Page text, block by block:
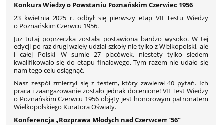
Konkurs Wiedzy o Powstaniu Poznańskim Czerwiec 1956
23 kwietnia 2025 r. odbył się pierwszy etap VII Testu Wiedzy
o Poznańskim Czerwcu 1956.
Już tutaj poprzeczka została postawiona bardzo wysoko. W tej
edycji po raz drugi wzięły udział szkoły nie tylko z Wielkopolski, ale
i całej Polski. W sumie 27 placówek, niestety tylko siedem
kwalifikowało się do etapu finałowego. Tym razem nie udało się
nam tego celu osiągnąć.
Nasz zespół zmierzył się z testem, który zawierał 40 pytań. Ich
praca i zaangażowanie zostało jednak docenione! VII Test Wiedzy
o Poznańskim Czerwcu 1956 objęty jest honorowym patronatem
Wielkopolskiego Kuratora Oświaty.
Konferencja „Rozprawa Młodych nad Czerwcem ‘56”